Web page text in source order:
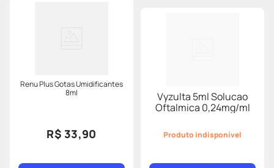
Renu Plus Gotas Umidificantes
8ml
R$ 33,90
Vyzulta 5ml Solucao
Oftalmica 0,24mg/ml
Produto indisponível